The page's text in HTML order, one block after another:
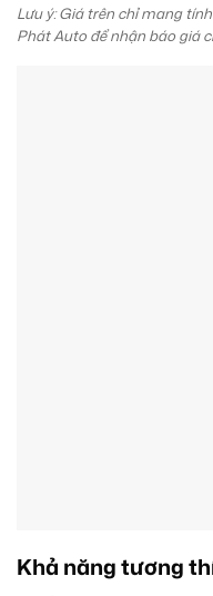
Lưu ý: Giá trên chỉ mang
Phát Auto để nhận báo giá
Khả năng tương